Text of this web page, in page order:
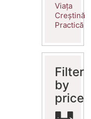
Viața
Creștină
Practică
Filter
by
price